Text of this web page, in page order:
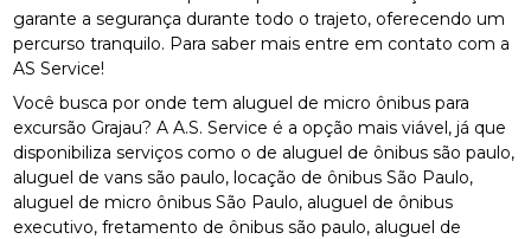
garante a segurança durante todo o trajeto, oferecendo um
percurso tranquilo. Para saber mais entre em contato com a
AS Service!
Você busca por onde tem aluguel de micro ônibus para
excursão Grajau? A A.S. Service é a opção mais viável, já que
disponibiliza serviços como o de aluguel de ônibus são paulo,
aluguel de vans são paulo, locação de ônibus São Paulo,
aluguel de micro ônibus São Paulo, aluguel de ônibus
executivo, fretamento de ônibus são paulo, aluguel de